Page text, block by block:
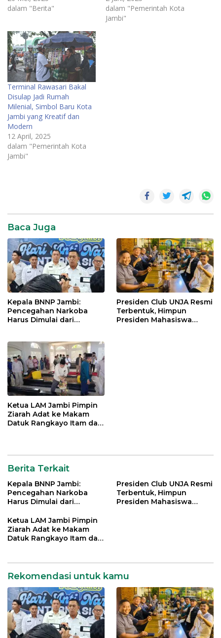
dalam "Berita"
dalam "Pemerintah Kota
Jambi"
Terminal Rawasari Bakal
Disulap Jadi Rumah
Milenial, Simbol Baru Kota
Jambi yang Kreatif dan
Modern
12 April, 2025
dalam "Pemerintah Kota
Jambi"
Jambi
program
rumah
milenial
terminal
rawasari
Baca Juga
Kepala BNNP Jambi:
Pencegahan Narkoba
Harus Dimulai dari
Presiden Club UNJA Resmi
Terbentuk, Himpun
Presiden Mahasiswa
Ketua LAM Jambi Pimpin
Ziarah Adat ke Makam
Datuk Rangkayo Itam dan
Berita Terkait
Kepala BNNP Jambi:
Pencegahan Narkoba
Harus Dimulai dari
Indonesia Emas 2045
Presiden Club UNJA Resmi
Terbentuk, Himpun
Presiden Mahasiswa
Ketua LAM Jambi Pimpin
Ziarah Adat ke Makam
Datuk Rangkayo Itam dan
Rekomendasi untuk kamu